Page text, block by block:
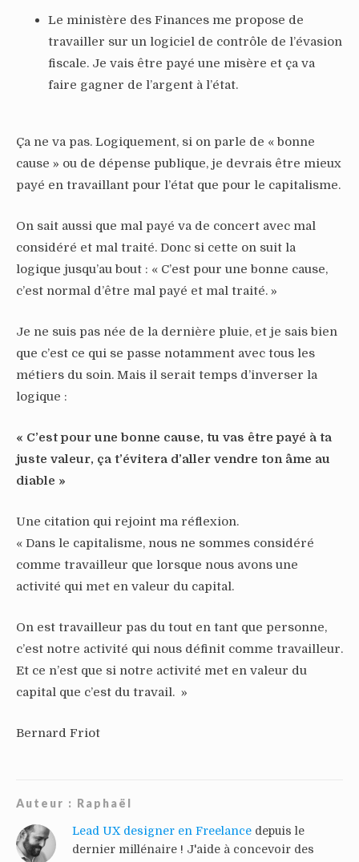
Le ministère des Finances me propose de
travailler sur un logiciel de contrôle de l’évasion
fiscale. Je vais être payé une misère et ça va
faire gagner de l’argent à l’état.
Ça ne va pas. Logiquement, si on parle de « bonne
cause » ou de dépense publique, je devrais être mieux
payé en travaillant pour l’état que pour le capitalisme.
On sait aussi que mal payé va de concert avec mal
considéré et mal traité. Donc si cette on suit la
logique jusqu’au bout : « C’est pour une bonne cause,
c’est normal d’être mal payé et mal traité. »
Je ne suis pas née de la dernière pluie, et je sais bien
que c’est ce qui se passe notamment avec tous les
métiers du soin. Mais il serait temps d’inverser la
logique :
« C’est pour une bonne cause, tu vas être payé à ta
juste valeur, ça t’évitera d’aller vendre ton âme au
diable »
Une citation qui rejoint ma réflexion.
« Dans le capitalisme, nous ne sommes considéré
comme travailleur que lorsque nous avons une
activité qui met en valeur du capital.
On est travailleur pas du tout en tant que personne,
c’est notre activité qui nous définit comme travailleur.
Et ce n’est que si notre activité met en valeur du
capital que c’est du travail. »
Bernard Friot
Auteur : Raphaël
Lead UX designer en Freelance depuis le
dernier millénaire ! J'aide à concevoir des